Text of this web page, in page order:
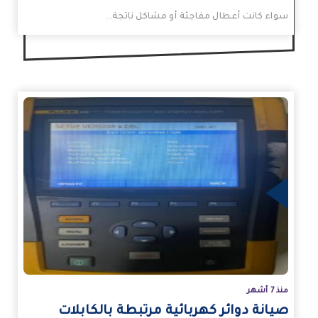
سواء كانت أعطال مفاجئة أو مشاكل ناتجة…
منذ 7 أشهر
صيانة دوائر كهربائية مرتبطة بالكابلات